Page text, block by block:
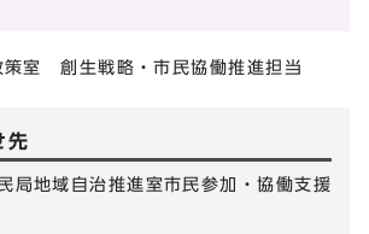
策室 創生戦略・市民協働推進担当
先
局地域自治推進室市民参加・協働支援